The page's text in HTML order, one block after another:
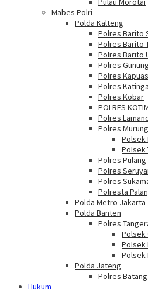
Mabes Polri
Polda Kalteng
Polres Barito
Polres Barito
Polres Barito
Polres
Polres Kapuas
Polres
Polres Kobar
POLRES
Polres
Polres
Polsek
Polsek
Polres Pulang
Polres
Polres
Polresta
Polda Metro Jakarta
Polda Banten
Polres
Polsek
Polsek
Polsek
Polda Jateng
Polres Batang
Hukum